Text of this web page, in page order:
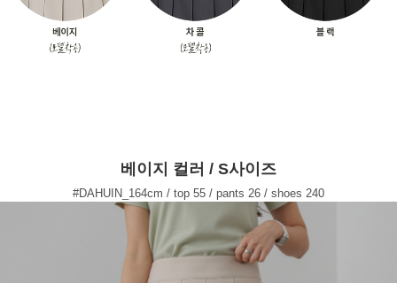
베이지 컬러 / S사이즈
#DAHUIN_164cm / top 55 / pants 26 / shoes 240